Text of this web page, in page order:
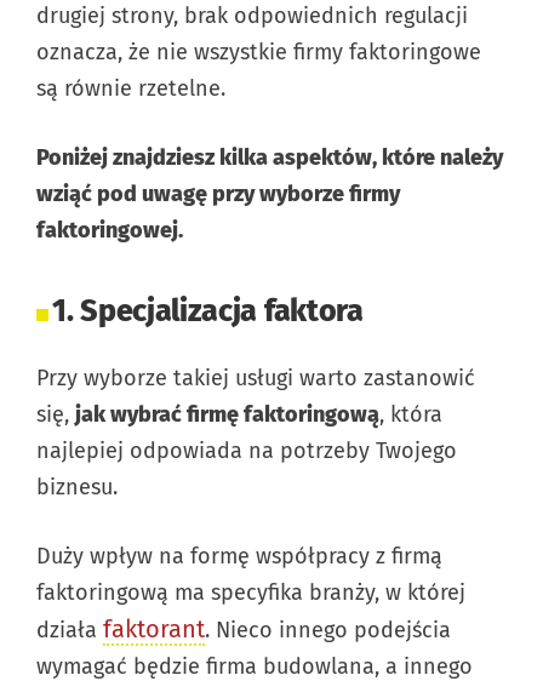
drugiej strony, brak odpowiednich regulacji
oznacza, że nie wszystkie firmy faktoringowe
są równie rzetelne.
Poniżej znajdziesz kilka aspektów, które należy
wziąć pod uwagę przy wyborze firmy
faktoringowej.
1. Specjalizacja faktora
Przy wyborze takiej usługi warto zastanowić
się, jak wybrać firmę faktoringową, która
najlepiej odpowiada na potrzeby Twojego
biznesu.
Duży wpływ na formę współpracy z firmą
faktoringową ma specyfika branży, w której
działa faktorant. Nieco innego podejścia
wymagać będzie firma budowlana, a innego